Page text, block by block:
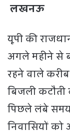
लखनऊ
यूपी की
अगले महीने से
रहने वाले
बिजली कटौती
पिछले लंबे
निवासियों